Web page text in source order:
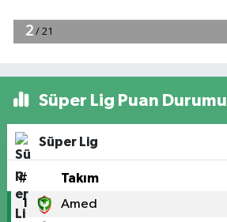
Süper Lig Puan Durumu
Süper Lig
# Takım
1 Amed